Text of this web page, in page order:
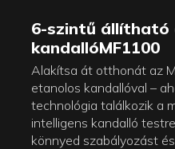
6-szintű állítható
kandallóMF1100
Alakítsa át otthonát az
etanolos kandallóval –
technológia találkozik a
intelligens kandalló
könnyed szabályozást